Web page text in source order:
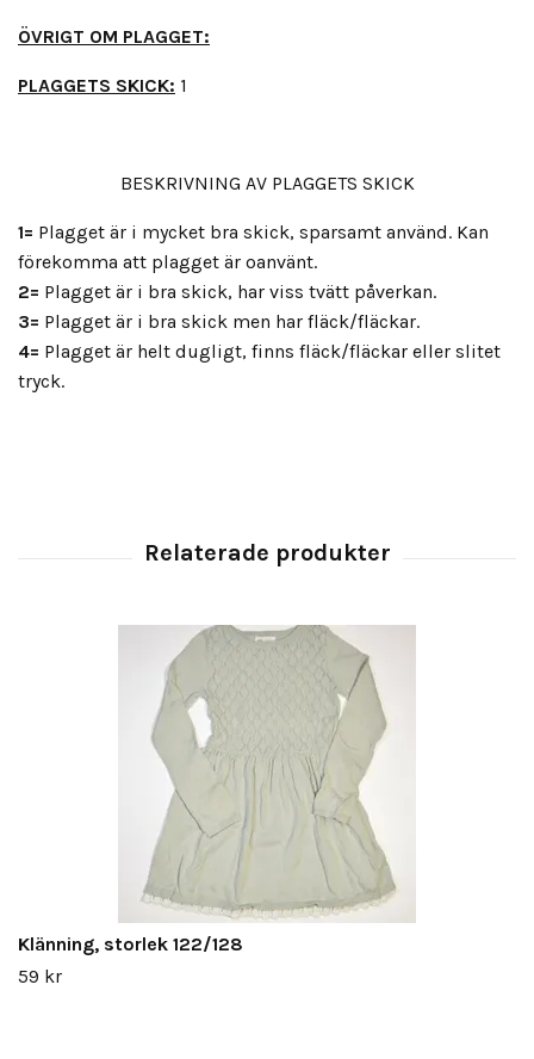
ÖVRIGT OM PLAGGET:
PLAGGETS SKICK: 1
BESKRIVNING AV PLAGGETS SKICK
1= Plagget är i mycket bra skick, sparsamt använd. Kan
förekomma att plagget är oanvänt.
2= Plagget är i bra skick, har viss tvätt påverkan.
3= Plagget är i bra skick men har fläck/fläckar.
4= Plagget är helt dugligt, finns fläck/fläckar eller slitet
tryck.
Klänning, storlek 122/128
59 kr